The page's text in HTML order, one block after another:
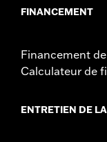
FINANCEMENT
Financement
Calculateur de
ENTRETIEN DE